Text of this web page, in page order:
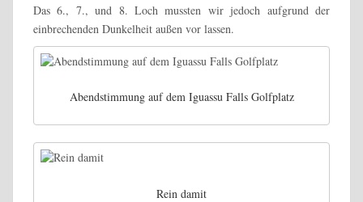
Das 6., 7., und 8. Loch mussten wir jedoch aufgrund der
einbrechenden Dunkelheit außen vor lassen.
Abendstimmung auf dem Iguassu Falls Golfplatz
Rein damit